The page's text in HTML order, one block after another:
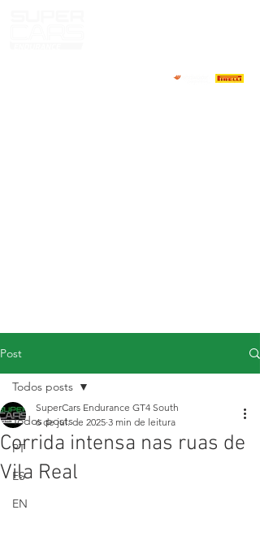
Post
Todos posts
PT
ES
EN
Todos posts
Corrida intensa nas ruas de
Vila Real
SuperCars Endurance GT4 South
6 de jul. de 2025 3 min de leitura